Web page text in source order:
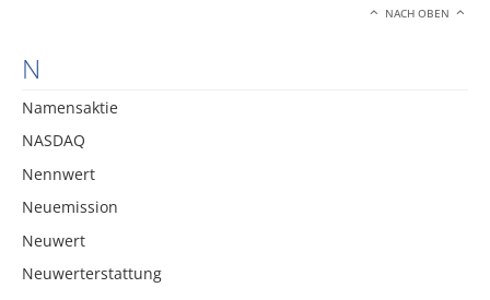
NACH OBEN
N
Namensaktie
NASDAQ
Nennwert
Neuemission
Neuwert
Neuwerterstattung